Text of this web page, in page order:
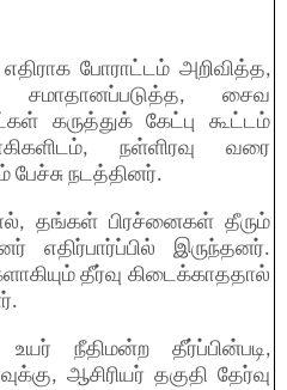
போராட்டம் அறிவித்த,
சமாதானப்படுத்த, சைவ
கருத்துக் கேட்பு கூட்டம்
நள்ளிரவு வரை
பேச்சு நடத்தினர்.
தங்கள் பிரச்னைகள் தீரும்
எதிர்பார்ப்பில் இருந்தனர்.
தீர்வு கிடைக்காததால்
நீதிமன்ற தீர்ப்பின்படி,
ஆசிரியர் தகுதி தேர்வு